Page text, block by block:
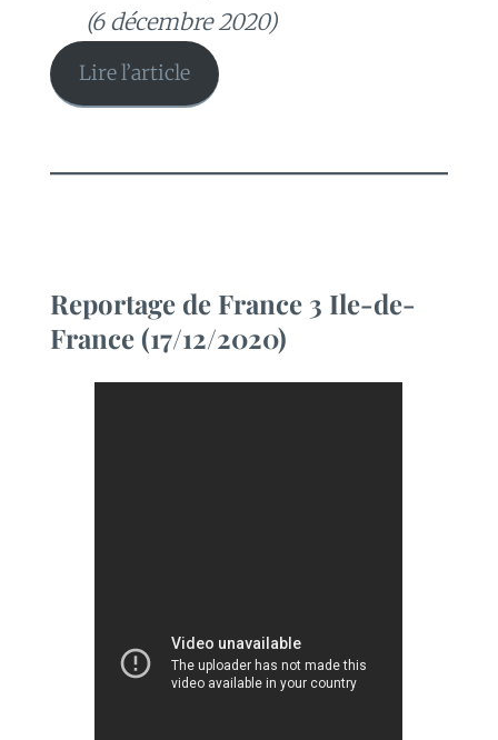
(6 décembre 2020)
Lire l’article
Reportage de France 3 Ile-de-
France (17/12/2020)